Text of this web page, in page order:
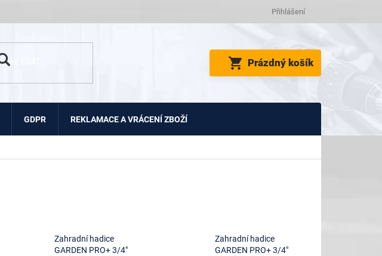
Přihlášení
NÁKUPNÍ
KOŠÍK
Prázdný košík
GDPR REKLAMACE A VRÁCENÍ ZBOŽÍ
Zahradní hadice
GARDEN PRO+ 3/4"
Zahradní hadice
GARDEN PRO+ 3/4"